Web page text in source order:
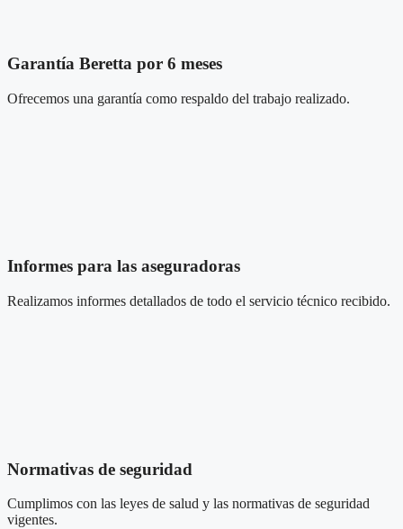
Garantía Beretta por 6 meses
Ofrecemos una garantía como respaldo del trabajo realizado.
Informes para las aseguradoras
Realizamos informes detallados de todo el servicio técnico recibido.
Normativas de seguridad
Cumplimos con las leyes de salud y las normativas de seguridad
vigentes.